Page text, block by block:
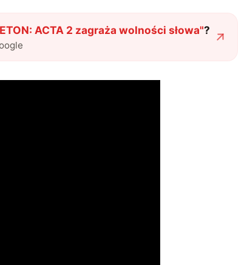
ACTA 2 zagraża wolności słowa"?